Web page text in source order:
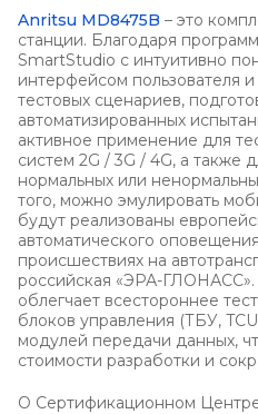
Anritsu MD8475B – это
станции. Благодаря
SmartStudio с интуитивно
интерфейсом пользователя
тестовых сценариев,
автоматизированных
активное применение для
систем 2G / 3G / 4G, а также
нормальных или
того, можно эмулировать
будут реализованы
автоматического
происшествиях на
российская «ЭРА-
облегчает всестороннее
блоков управления (ТБУ,
модулей передачи данных,
стоимости разработки и
О Сертификационном Центре